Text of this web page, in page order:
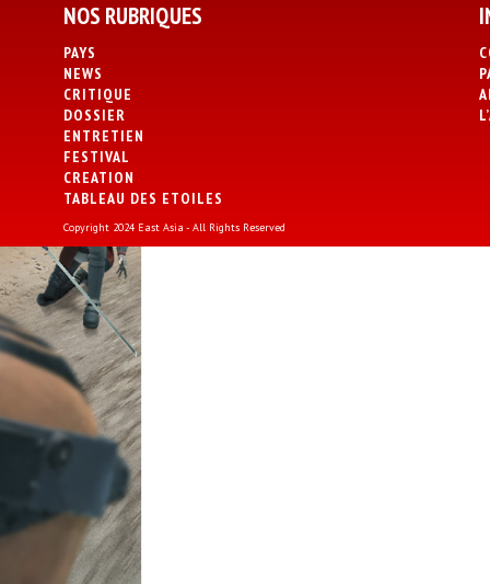
NOS RUBRIQUES
PAYS
NEWS
CRITIQUE
DOSSIER
ENTRETIEN
FESTIVAL
CREATION
TABLEAU DES ETOILES
Copyright 2024 East Asia - All Rights Reserved